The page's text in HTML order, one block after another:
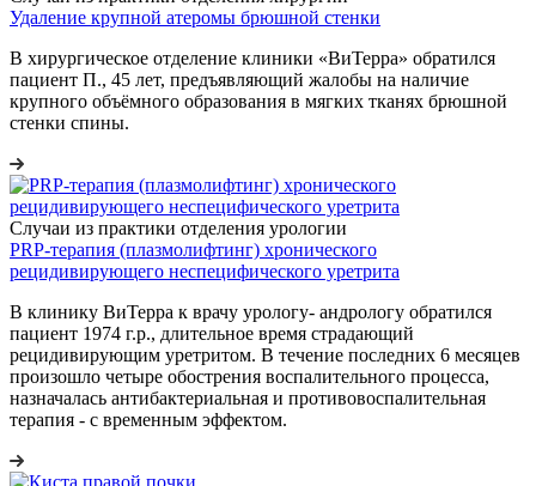
Удаление крупной атеромы брюшной стенки
В хирургическое отделение клиники «ВиТерра» обратился
пациент П., 45 лет, предъявляющий жалобы на наличие
крупного объёмного образования в мягких тканях брюшной
стенки спины.
Случаи из практики отделения урологии
PRP-терапия (плазмолифтинг) хронического
рецидивирующего неспецифического уретрита
В клинику ВиТерра к врачу урологу- андрологу обратился
пациент 1974 г.р., длительное время страдающий
рецидивирующим уретритом. В течение последних 6 месяцев
произошло четыре обострения воспалительного процесса,
назначалась антибактериальная и противовоспалительная
терапия - с временным эффектом.